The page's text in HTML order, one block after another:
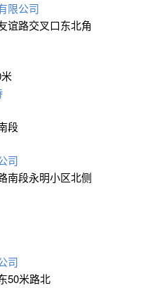
限公司
谊路交叉口东北角
段
司
南段永明小区北侧
司
50米路北